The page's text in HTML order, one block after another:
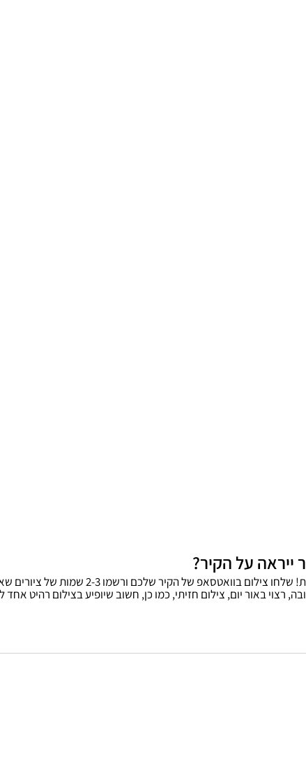
ייראה על הקיר?
של הקיר שלכם ורשמו 2-3 שמות של ציורים שאהבתם, אנחנו נדאג לכל השאר.
רצוי באור יום, צילום חזיתי, כמו כן, חשוב שיופיע בצילום רהיט